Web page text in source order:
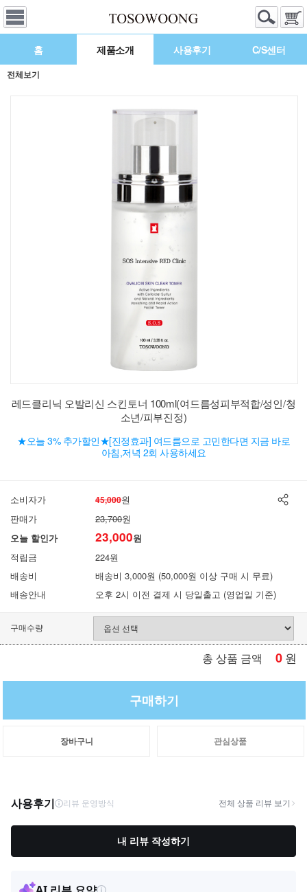
홈 제품소개 사용후기 C/S센터
전체보기
레드클리닉 오발리신 스킨토너 100ml(여드름성피부적합/성인/청
소년/피부진정)
★오늘 3% 추가할인★[진정효과] 여드름으로 고민한다면 지금 바로
아침,저녁 2회 사용하세요
소비자가 45,000원
판매가
23,700원
오늘 할인가
23,000원
적립금
224원
배송비
배송비 3,000원 (50,000원 이상 구매 시 무료)
배송안내
오후 2시 이전 결제 시 당일출고 (영업일 기준)
구매수량
총 상품 금액 0 원
구매하기
장바구니 관심상품